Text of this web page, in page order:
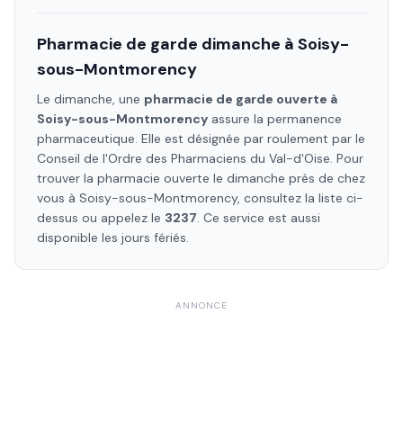
Pharmacie de garde dimanche à Soisy-
sous-Montmorency
Le dimanche, une pharmacie de garde ouverte à
Soisy-sous-Montmorency assure la permanence
pharmaceutique. Elle est désignée par roulement par le
Conseil de l'Ordre des Pharmaciens du Val-d'Oise. Pour
trouver la pharmacie ouverte le dimanche près de chez
vous à Soisy-sous-Montmorency, consultez la liste ci-
dessus ou appelez le 3237. Ce service est aussi
disponible les jours fériés.
ANNONCE